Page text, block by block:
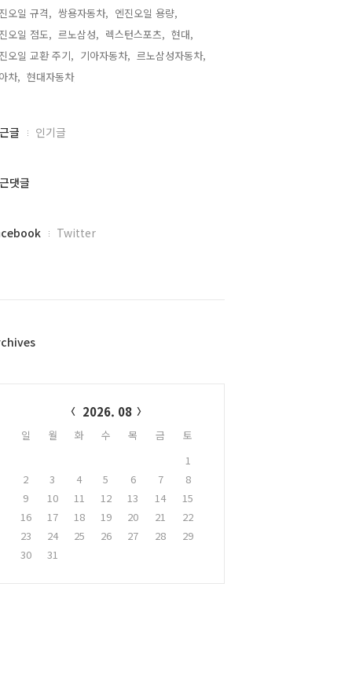
오일 규격, 쌍용자동차, 엔진오일 용량,
오일 점도, 르노삼성, 렉스턴스포츠, 현대,
오일 교환 주기, 기아자동차, 르노삼성자동차,
차, 현대자동차,
글 인기글
댓글
Twitter
2026. 08
일 월 화 수 목 금
토
1
2
3 4 5 6 7
8
9
10 11 12 13 14
15
16
17 18 19 20 21
22
23
24 25 26 27 28
29
30
31